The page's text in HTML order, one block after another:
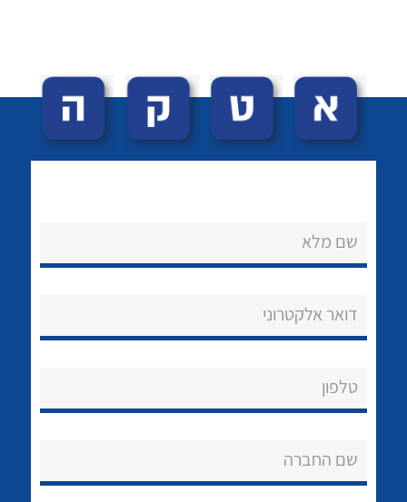
לכל מוצרי היצרן לכל מוצרי היצרן
שם מלא
דואר אלקטרוני
טלפון
שם החברה